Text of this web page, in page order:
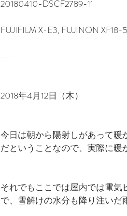
20180410-DSCF2789-11
FUJIFILM X-E3, FUJINON
---
2018年4月12日（木）
今日は朝から陽射しがあって暖
だということなので、実際に暖
それでもここでは屋内では電
で、雪解けの水分も降り注いだ